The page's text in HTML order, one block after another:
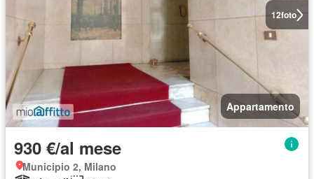
12foto
Appartamento
930 €/al mese
Municipio 2, Milano